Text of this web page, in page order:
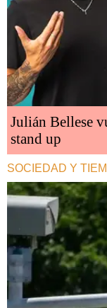
Julián Bellese
stand up
SOCIEDAD Y